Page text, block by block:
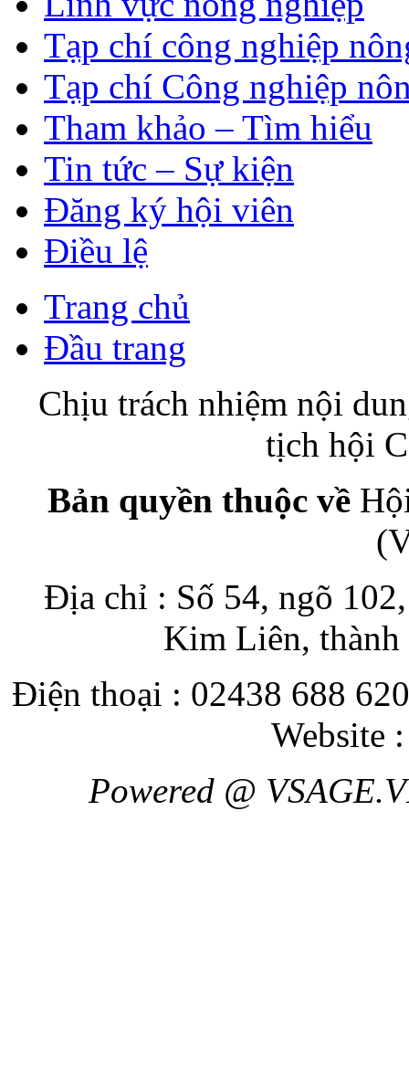
Tạp chí công nghiệp
Tạp chí Công nghiệp
Tham khảo – Tìm hiểu
Tin tức – Sự kiện
Đăng ký hội viên
Điều lệ
Trang chủ
Đầu trang
Chịu trách nhiệm nội
tịch hội
Bản quyền thuộc về
Địa chỉ : Số 54, ngõ
Kim Liên,
Điện thoại : 02438 688
Website
Powered @